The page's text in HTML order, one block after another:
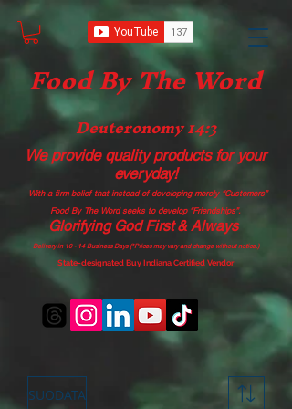
Food By The Word
Deuteronomy 14:3
We provide quality productsfor your
everyday!
With a firm belief that instead of developing merely “Customers”
Food By The Word seeks to develop “Friendships”.
Glorifying God First & Always
Delivery in 10 - 14 Business Days (*Prices may vary and change without notice.)
State-designated Buy Indiana Certified Vendor
SUODATA